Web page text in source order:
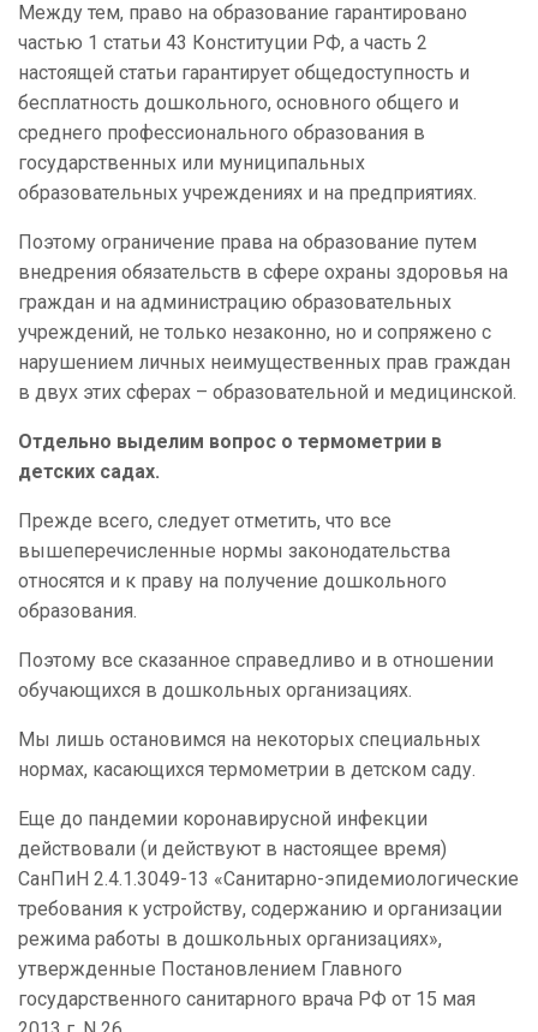
Между тем, право на образование гарантировано
частью 1 статьи 43 Конституции РФ, а часть 2
настоящей статьи гарантирует общедоступность и
бесплатность дошкольного, основного общего и
среднего профессионального образования в
государственных или муниципальных
образовательных учреждениях и на предприятиях.
Поэтому ограничение права на образование путем
внедрения обязательств в сфере охраны здоровья на
граждан и на администрацию образовательных
учреждений, не только незаконно, но и сопряжено с
нарушением личных неимущественных прав граждан
в двух этих сферах – образовательной и медицинской.
Отдельно выделим вопрос о термометрии в
детских садах.
Прежде всего, следует отметить, что все
вышеперечисленные нормы законодательства
относятся и к праву на получение дошкольного
образования.
Поэтому все сказанное справедливо и в отношении
обучающихся в дошкольных организациях.
Мы лишь остановимся на некоторых специальных
нормах, касающихся термометрии в детском саду.
Еще до пандемии коронавирусной инфекции
действовали (и действуют в настоящее время)
СанПиН 2.4.1.3049-13 «Санитарно-эпидемиологические
требования к устройству, содержанию и организации
режима работы в дошкольных организациях»,
утвержденные Постановлением Главного
государственного санитарного врача РФ от 15 мая